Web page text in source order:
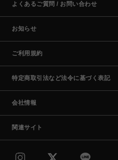
よくあるご質問 / お問い合わせ
お知らせ
ご利用規約
特定商取引法など法令に基づく表記
会社情報
関連サイト